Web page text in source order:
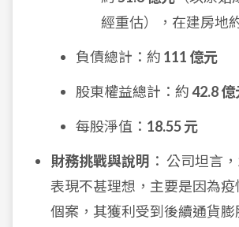
經重估），在建房地
負債總計：約 111 億元
股東權益總計：約42.8 億
每股淨值： 18.55 元
財務挑戰與說明 ： 公司坦言
表現不甚理想，主要是因為
個案，其獲利受到後續通貨